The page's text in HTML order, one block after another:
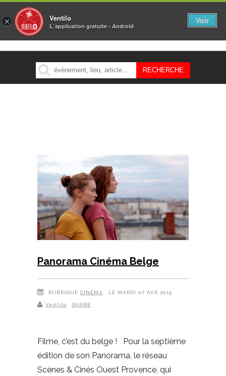
MENU
Panorama Cinéma Belge
RUBRIQUE CINÉMA , LE MARDI 07 AVR 2015
Ventilo SHARE
Filme, c’est du belge ! Pour la septième
édition de son Panorama, le réseau
Scènes & Cinés Ouest Provence, qui
× Ventilo
L´application gratuite - Android
Voir